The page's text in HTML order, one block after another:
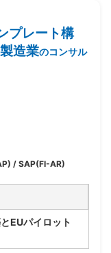
プレート構
造業のコンサル
/ SAP(FI-AR)
EUパイロット